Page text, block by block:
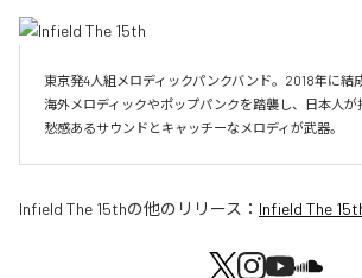
東京発4人組メロディックパンクバンド。2018年に結成
海外メロディックやポップパンクを踏襲し、日本人
愁感あるサウンドとキャッチーなメロディが武器。
Infield The 15thの他のリリース： Infield The